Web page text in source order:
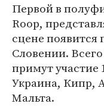
Первой в
Roop,
сцене появится
Словении.
примут участие
Украина, Кипр,
Мальта.